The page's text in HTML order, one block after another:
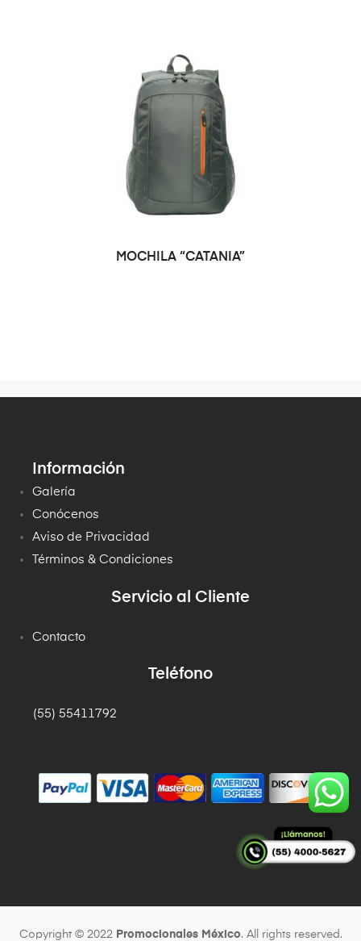
MOCHILA “CATANIA”
Información
Galería
Conócenos
Aviso de Privacidad
Términos & Condiciones
Servicio al Cliente
Contacto
Teléfono
(55) 55411792
Copyright © 2022 Promocionales México. All rights reserved.